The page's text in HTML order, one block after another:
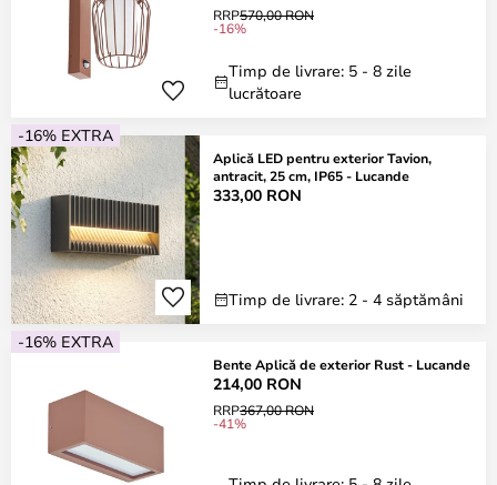
RRP570,00 RON
-16%
Timp de livrare: 5 - 8 zile
lucrătoare
-16% EXTRA
Aplică LED pentru exterior Tavion,
antracit, 25 cm, IP65 - Lucande
333,00 RON
Timp de livrare: 2 - 4 săptămâni
-16% EXTRA
Bente Aplică de exterior Rust - Lucande
214,00 RON
RRP367,00 RON
-41%